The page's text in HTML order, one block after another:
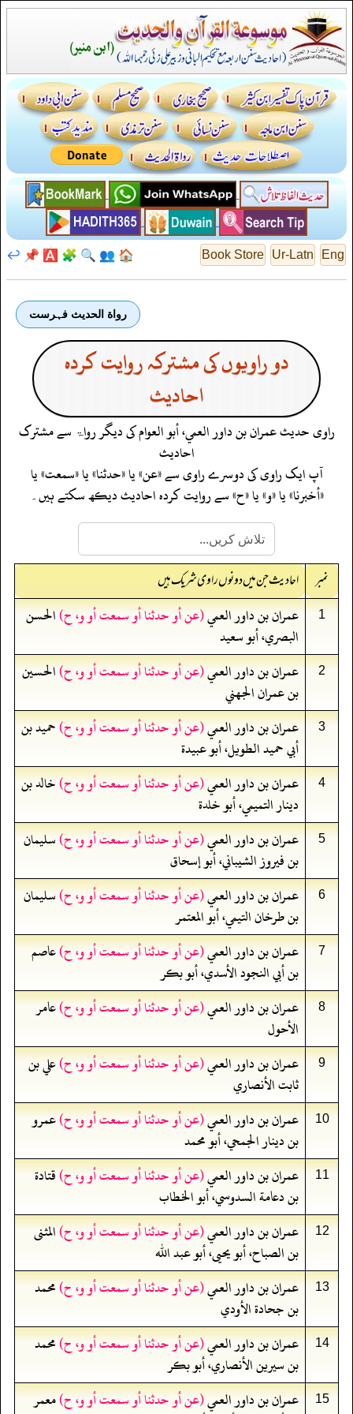
Eng
Ur-Latn
Book Store
🏠
👥
🔍
🧩
🅰️
📌
↩️
رواة الحديث فہرست
دو راویوں کی مشترکہ روایت کردہ
احادیث
راوی حدیثعمران بن داور العمي، أبو العوامکی دیگر رواۃ سے مشترک
احادیث
آپ ایک راوی کی دوسرے راوی سے «عن» یا «حدثنا» یا «سمعت» یا
«أخبرنا» یا «و» یا «ح» سے روایت کردہ احادیث دیکھ سکتے ہیں۔
نمبر احادیث جن میں دونوں راوی شریک ہیں
1 عمران بن داور العمي(عن أو حدثنا أو سمعت أو و، ح)الحسن
البصري، أبو سعيد
2 عمران بن داور العمي(عن أو حدثنا أو سمعت أو و، ح)الحسين
بن عمران الجهني
3 عمران بن داور العمي(عن أو حدثنا أو سمعت أو و، ح)حميد بن
أبي حميد الطويل، أبو عبيدة
4 عمران بن داور العمي(عن أو حدثنا أو سمعت أو و، ح)خالد بن
دينار التميمي، أبو خلدة
5 عمران بن داور العمي(عن أو حدثنا أو سمعت أو و، ح)سليمان
بن فيروز الشيباني، أبو إسحاق
6 عمران بن داور العمي(عن أو حدثنا أو سمعت أو و، ح)سليمان
بن طرخان التيمي، أبو المعتمر
7 عمران بن داور العمي(عن أو حدثنا أو سمعت أو و، ح)عاصم
بن أبي النجود الأسدي، أبو بكر
8 عمران بن داور العمي(عن أو حدثنا أو سمعت أو و، ح)عامر
الأحول
9 عمران بن داور العمي(عن أو حدثنا أو سمعت أو و، ح)علي بن
ثابت الأنصاري
10 عمران بن داور العمي(عن أو حدثنا أو سمعت أو و، ح)عمرو
بن دينار الجمحي، أبو محمد
11 عمران بن داور العمي(عن أو حدثنا أو سمعت أو و، ح)قتادة
بن دعامة السدوسي، أبو الخطاب
12 عمران بن داور العمي(عن أو حدثنا أو سمعت أو و، ح)المثنى
بن الصباح، أبو يحيى، أبو عبد الله
13 عمران بن داور العمي(عن أو حدثنا أو سمعت أو و، ح)محمد
بن جحادة الأودي
14 عمران بن داور العمي(عن أو حدثنا أو سمعت أو و، ح)محمد
بن سيرين الأنصاري، أبو بكر
15 عمران بن داور العمي(عن أو حدثنا أو سمعت أو و، ح)معمر